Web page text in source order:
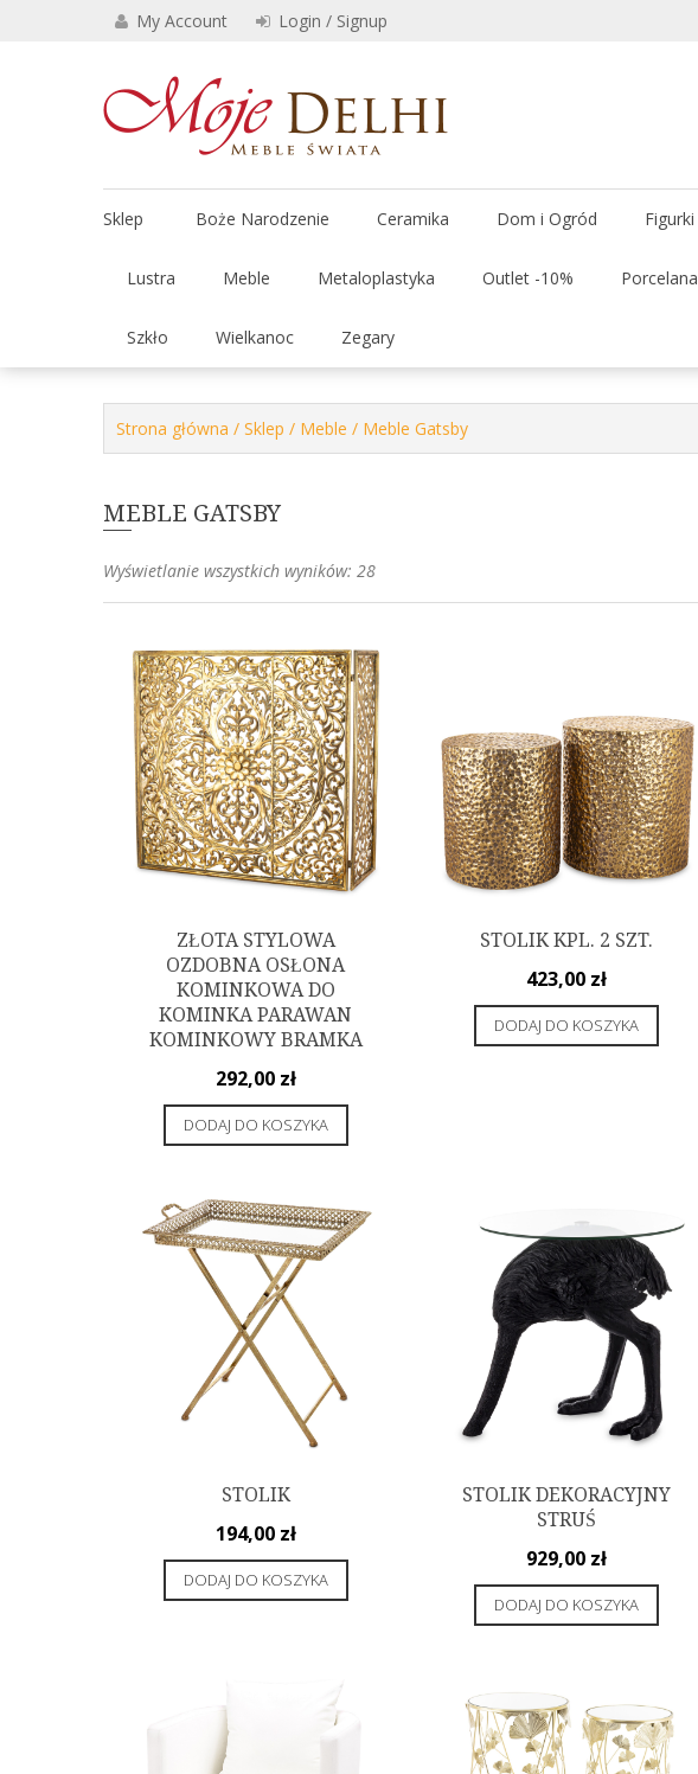
My Account Login / Signup
Sklep Boże Narodzenie Ceramika Dom i Ogród Figurki
Lustra Meble Metaloplastyka Outlet -10% Porcelana
Szkło Wielkanoc Zegary
Strona główna / Sklep / Meble / Meble Gatsby
MEBLE GATSBY
Wyświetlanie wszystkich wyników: 28Posortowane
ZŁOTA STYLOWA
OZDOBNA OSŁONA
KOMINKOWA DO
KOMINKA PARAWAN
KOMINKOWY BRAMKA
292,00 zł
DODAJ DO KOSZYKA
STOLIK KPL. 2 SZT.
423,00 zł
DODAJ DO KOSZYKA
STOLIK
194,00 zł
DODAJ DO KOSZYKA
STOLIK DEKORACYJNY
STRUŚ
929,00 zł
DODAJ DO KOSZYKA